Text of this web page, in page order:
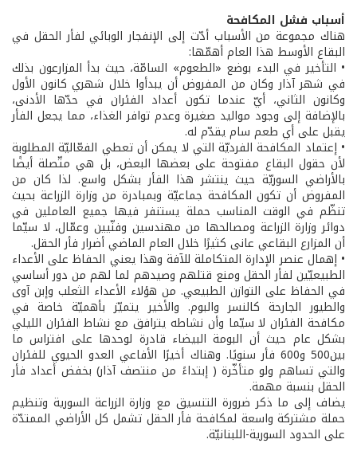
أسباب فشل المكافحة
هناك مجموعة من الأسباب أدّت إلى الإنفجار الوبائي لفأر الحقل في
البقاع الأوسط هذا العام أهمّها:
• التأخير في البدء بوضع «الطعوم» السامّة، حيث بدأ المزارعون بذلك
في شهر آذار وكان من المفروض أن يبدأوا خلال شهري كانون الأول
وكانون الثاني، أيّ عندما تكون أعداد الفئران في حدّها الأدنى،
بالإضافة إلى وجود مواليد صغيرة وعدم توافر الغذاء، مما يجعل الفأر
يقبل على أي طعم سام يقدّم له.
• إعتماد المكافحة الفرديّة التي لا يمكن أن تعطي الفعّاليّة المطلوبة
لأن حقول البقاع مفتوحة على بعضها البعض، بل هي متّصلة أيضًا
بالأراضي السوريّة حيث ينتشر هذا الفأر بشكل واسع. لذا كان من
المفروض أن تكون المكافحة جماعيّة وبمبادرة من وزارة الزراعة بحيث
تنظّم في الوقت المناسب حملة يستنفر فيها جميع العاملين في
دوائر وزارة الزراعة ومصالحها من مهندسين وفنّيين وعمّال، لا سيّما
أن المزارع البقاعي عانى كثيرًا خلال العام الماضي أضرار فأر الحقل.
• إهمال عنصر الإدارة المتكاملة للآفة وهذا يعني الحفاظ على الأعداء
الطبيعيّين لفأر الحقل ومنع قتلهم وصيدهم لما لهم من دور أساسي
في الحفاظ على التوازن الطبيعي. من هؤلاء الأعداء الثعلب وإبن آوى
والطيور الجارحة كالنسر والبوم. والأخير يتميّز بأهميّة خاصة في
مكافحة الفئران لا سيّما وأن نشاطه يترافق مع نشاط الفئران الليلي
بشكل عام حيث أن البومة البيضاء قادرة لوحدها على افتراس ما
بين500 و600 فأر سنويًا. وهناك أخيرًا الأفاعي العدو الحيوي للفئران
والتي تساهم ولو متأخّرة ( إبتداءً من منتصف آذار) بخفض أعداد فأر
الحقل بنسبة مهمة.
يضاف إلى ما ذكر ضرورة التنسيق مع وزارة الزراعة السورية وتنظيم
حملة مشتركة واسعة لمكافحة فأر الحقل تشمل كل الأراضي الممتدّة
على الحدود السورية-اللبنانيّة.